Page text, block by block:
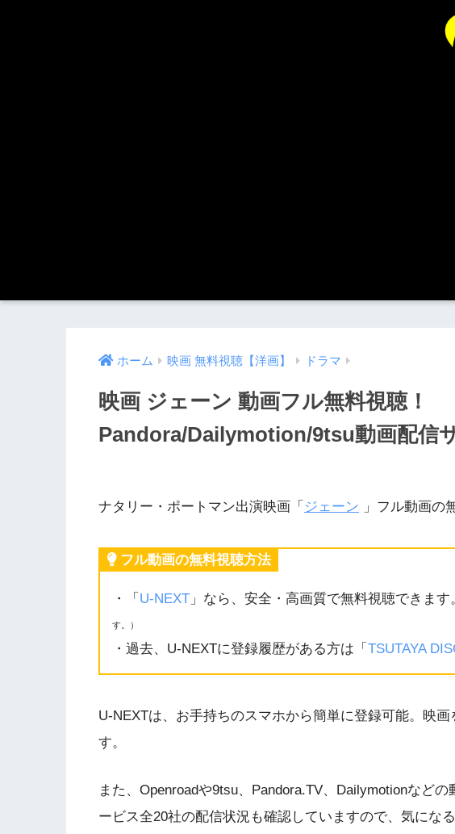
ホーム 映画 無料視聴【洋画】 ドラマ
映画 ジェーン 動画フル無料視聴！
Pandora/Dailymotion/9tsu動画配信
ナタリー・ポートマン出演映画「 ジェーン 」フル動画の
フル動画の無料視聴方法
・「 U-NEXT 」なら、安全・高画質で無料視聴できます
す。）
・過去、U-NEXTに登録履歴がある方は「 TSUTAYA
U-NEXTは、お手持ちのスマホから簡単に登録可能。映
す。
また、Openroadや9tsu、Pandora.TV、Dailymotionなど
ービス全20社の配信状況も確認していますので、気にな